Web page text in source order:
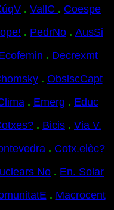
. VallC . Coespe
. PedrNo . AusSi
. Decrexmt
. ObslscCapt
. Emerg . Educ
. Bicis . Via V.
. Cotx.elèc?
No . En. Solar
. Macrocent